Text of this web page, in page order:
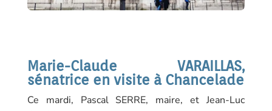
Marie-Claude VARAILLAS,
sénatrice en visite à Chancelade
Ce mardi, Pascal SERRE, maire, et Jean-Luc